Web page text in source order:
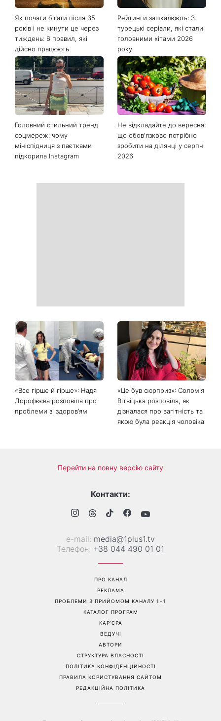
Як почати бігати після 35
років і не кинути це через
тиждень: 6 правил, які
дійсно працюють
Рейтинги зашкалюють: 3
турецькі серіали, які стали
головними хітами 2026
року
Головний стильний тренд
соцмереж: чому
мініспідниця з паєтками
підкорила Instagram
Не відкладайте до вересня:
що обов'язково потрібно
зробити на ділянці у серпні
2026
«Все гірше й гірше»: Надя
Дорофєєва розповіла про
проблеми зі здоров’ям
«Це був сюрприз»: Соломія
Вітвіцька розповіла, як
дізналася про вагітність та
якою була реакція чоловіка
Перейти на повну версію сайту
Контакти:
е-mail: media@1plus1.tv
Телефон: +38 044 490 01 01
ПРО КАНАЛ
РЕКЛАМА
ПРОБЛЕМИ З ПРИЙОМОМ КАНАЛУ 1+1
КАТАЛОГ ПРОГРАМ
КАР’ЄРА
ВЕДУЧІ
АВТОРИ
СТРУКТУРА ВЛАСНОСТІ
ПОЛІТИКА КОНФІДЕНЦІЙНОСТІ
ПРАВИЛА КОРИСТУВАННЯ САЙТОМ
РЕДАКЦІЙНА ПОЛІТИКА